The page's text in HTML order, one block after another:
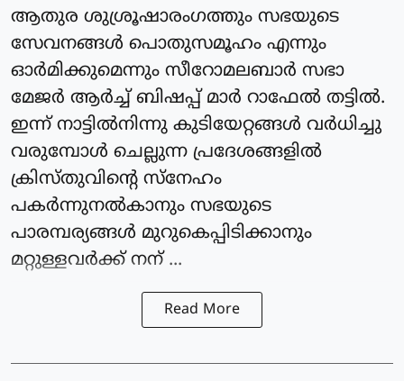
ആതുര ശുശ്രൂഷാരംഗത്തും സഭയുടെ
സേവനങ്ങൾ പൊതുസമൂഹം എന്നും
ഓർമിക്കുമെന്നും സീറോമലബാർ സഭാ
മേജർ ആർച്ച് ബിഷപ്പ് മാർ റാഫേൽ തട്ടിൽ.
ഇന്ന് നാട്ടിൽനിന്നു കുടിയേറ്റങ്ങൾ വർധിച്ചു
വരുമ്പോൾ ചെല്ലുന്ന പ്രദേശങ്ങളിൽ
ക്രിസ്തു‌വിൻ്റെ സ്നേഹം
പകർന്നുനൽകാനും സഭയുടെ
പാരമ്പര്യങ്ങൾ മുറുകെപ്പിടിക്കാനും
മറ്റുള്ളവർക്ക് നന് ...
Read More